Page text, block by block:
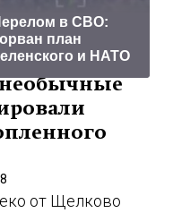
в СВО:
план
и НАТО
необычные
от Щелково